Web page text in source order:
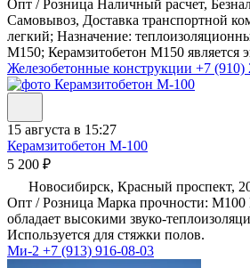
Опт / Розница Наличный расчет,
Самовывоз, Доставка транспортной
легкий; Назначение:
М150; Керамзитобетон М150 является
Железобетонные конструкции +7 (910)
15 августа в 15:27
Керамзитобетон М-100
5 200 ₽
Новосибирск, Красный проспект,
Опт / Розница Марка прочности: М100
обладает высокими звуко-
Используется для стяжки полов.
Ми-2 +7 (913) 916-08-03